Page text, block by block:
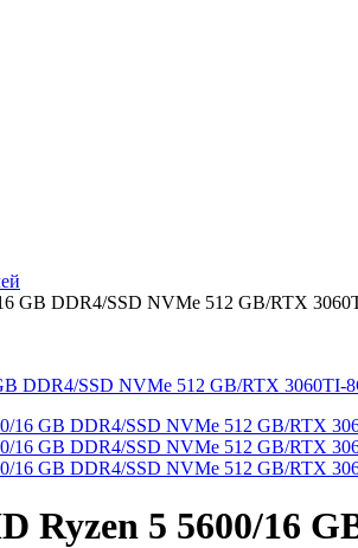
GB DDR4/SSD NVMe 512 GB/RTX
Ryzen 5 5600/16